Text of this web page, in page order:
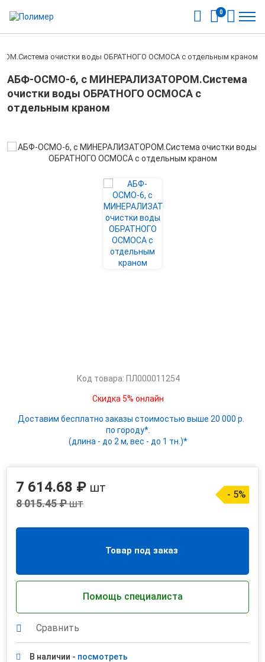
0
очистки воды ОБРАТНОГО ОСМОСА с отдельным краном
АБФ-ОСМО-6, с МИНЕРАЛИЗАТОРОМ.Система
очистки воды ОБРАТНОГО ОСМОСА с
отдельным краном
Код товара: ПЛ000011254
Скидка 5% онлайн
Доставим бесплатно заказы стоимостью выше 20 000 р.
по городу*.
(длина - до 2 м, вес - до 1 тн.)*
7 614.68 ₽ шт
8 015.45 ₽шт
- 5%
Товар под заказ
Помощь специалиста
Сравнить
В наличии - посмотреть